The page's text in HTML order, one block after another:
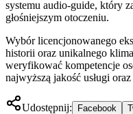
systemu audio-guide, który
głośniejszym otoczeniu.
Wybór licencjonowanego
historii oraz unikalnego
weryfikować kompetencje
najwyższą jakość usługi
Udostępnij: Facebook